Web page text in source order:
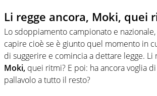
Li regge ancora, Moki, quei
Lo sdoppiamento campionato e
capire cioè se è giunto quel momento in
di suggerire e comincia a dettare legge. Li
Moki, quei ritmi? E poi: ha ancora voglia
pallavolo a tutto il resto?